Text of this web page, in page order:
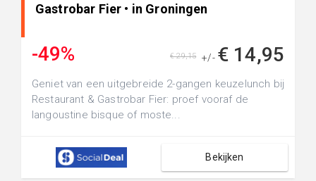
Gastrobar Fier • in Groningen
-49% +/- € 14,95
€ 29,15
Geniet van een uitgebreide 2-gangen keuzelunch bij
Restaurant & Gastrobar Fier: proef vooraf de
langoustine bisque of moste...
Bekijken